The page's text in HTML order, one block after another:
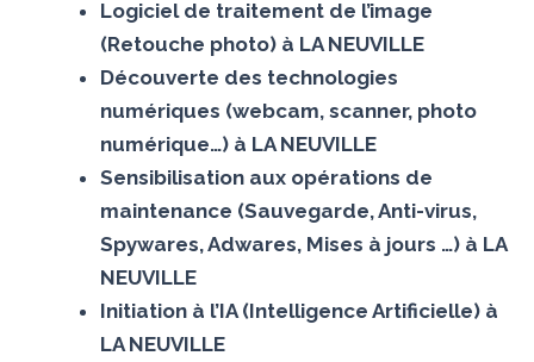
Logiciel de traitement de l’image
(Retouche photo) à LA NEUVILLE
Découverte des technologies
numériques (webcam, scanner, photo
numérique…) à LA NEUVILLE
Sensibilisation aux opérations de
maintenance (Sauvegarde, Anti-virus,
Spywares, Adwares, Mises à jours …) à LA
NEUVILLE
Initiation à l’IA (Intelligence Artificielle) à
LA NEUVILLE